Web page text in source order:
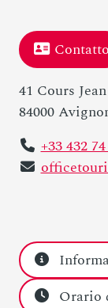
Contatto
41 Cours
84000
+33 432
Orario